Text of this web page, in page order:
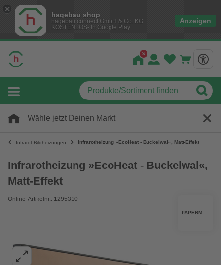
hagebau shop
hagebau connect GmbH & Co. KG
KOSTENLOS- In Google Play
Anzeigen
Wähle jetzt Deinen Markt
Infrarot Bildheizungen Infrarotheizung »EcoHeat - Buckelwal«, Matt-Effekt
Infrarotheizung »EcoHeat - Buckelwal«,
Matt-Effekt
Online-Artikelnr.: 1295310